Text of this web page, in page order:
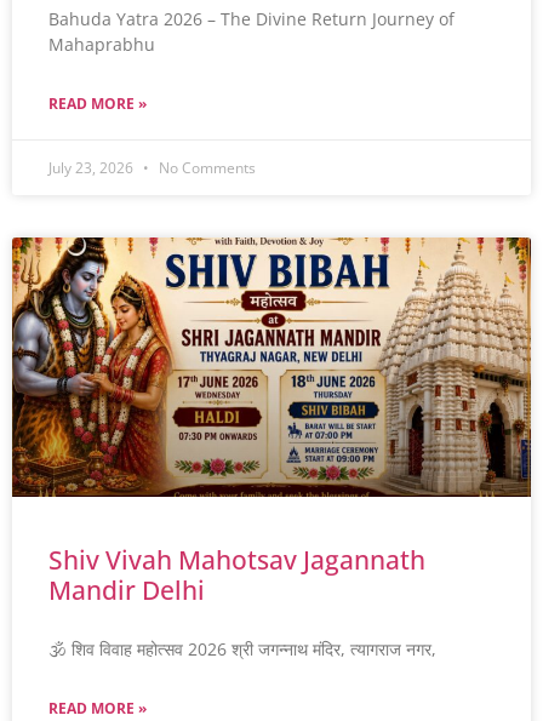
Bahuda Yatra 2026 – The Divine Return Journey of
Mahaprabhu
READ MORE »
July 23, 2026 No Comments
Shiv Vivah Mahotsav Jagannath
Mandir Delhi
🕉️ शिव विवाह महोत्सव 2026 श्री जगन्नाथ मंदिर, त्यागराज नगर,
READ MORE »